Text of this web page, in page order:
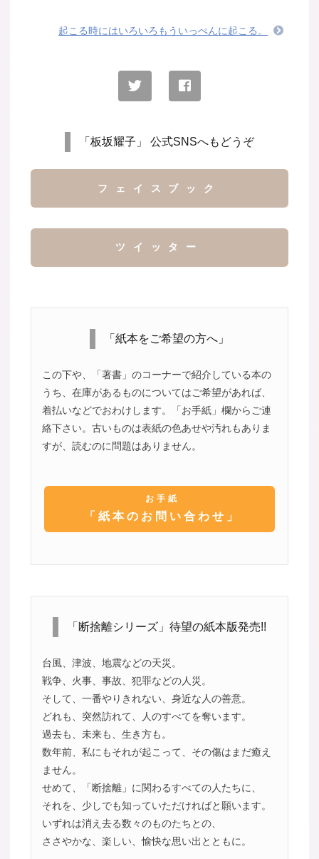
起こる時にはいろいろもういっぺんに起こる。
「板坂耀子」 公式SNSへもどうぞ
フェイスブック
ツイッター
「紙本をご希望の方へ」
この下や、「著書」のコーナーで紹介している本の
うち、在庫があるものについてはご希望があれば、
着払いなどでおわけします。「お手紙」欄からご連
絡下さい。古いものは表紙の色あせや汚れもありま
すが、読むのに問題はありません。
お手紙
「紙本のお問い合わせ」
「断捨離シリーズ」待望の紙本版発売!!
台風、津波、地震などの天災。
戦争、火事、事故、犯罪などの人災。
そして、一番やりきれない、身近な人の善意。
どれも、突然訪れて、人のすべてを奪います。
過去も、未来も、生き方も。
数年前、私にもそれが起こって、その傷はまだ癒え
ません。
せめて、「断捨離」に関わるすべての人たちに、
それを、少しでも知っていただければと願います。
いずれは消え去る数々のものたちとの、
ささやかな、楽しい、愉快な思い出とともに。